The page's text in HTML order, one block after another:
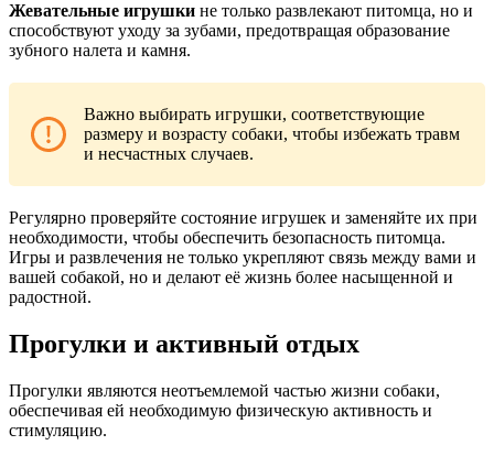
Жевательные игрушки не только развлекают питомца, но и
способствуют уходу за зубами, предотвращая образование
зубного налета и камня.
Важно выбирать игрушки, соответствующие
размеру и возрасту собаки, чтобы избежать травм
и несчастных случаев.
Регулярно проверяйте состояние игрушек и заменяйте их при
необходимости, чтобы обеспечить безопасность питомца.
Игры и развлечения не только укрепляют связь между вами и
вашей собакой, но и делают её жизнь более насыщенной и
радостной.
Прогулки и активный отдых
Прогулки являются неотъемлемой частью жизни собаки,
обеспечивая ей необходимую физическую активность и
стимуляцию.